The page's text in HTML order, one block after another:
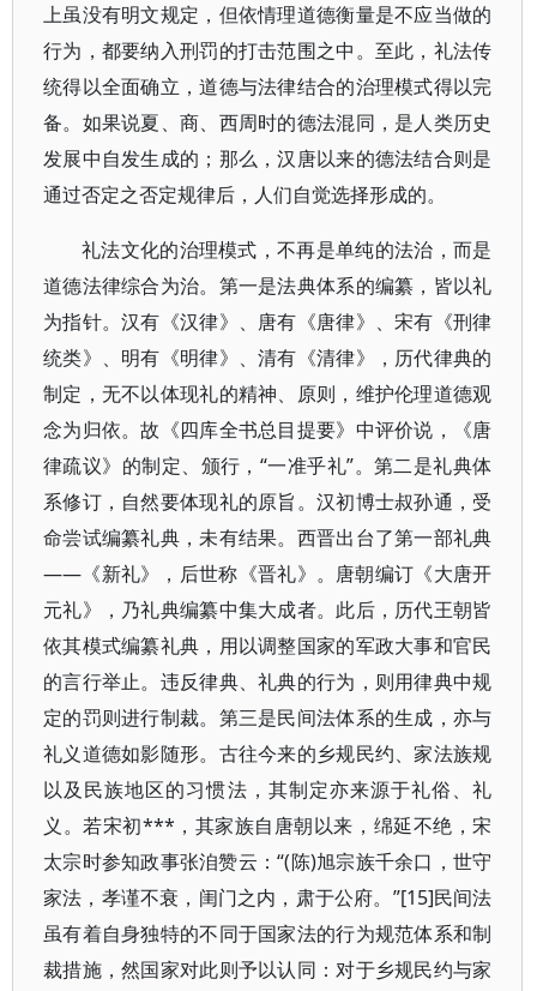
上虽没有明文规定，但依情理道德衡量是不应当做的
行为，都要纳入刑罚的打击范围之中。至此，礼法传
统得以全面确立，道德与法律结合的治理模式得以完
备。如果说夏、商、西周时的德法混同，是人类历史
发展中自发生成的；那么，汉唐以来的德法结合则是
通过否定之否定规律后，人们自觉选择形成的。
礼法文化的治理模式，不再是单纯的法治，而是
道德法律综合为治。第一是法典体系的编纂，皆以礼
为指针。汉有《汉律》、唐有《唐律》、宋有《刑律
统类》、明有《明律》、清有《清律》，历代律典的
制定，无不以体现礼的精神、原则，维护伦理道德观
念为归依。故《四库全书总目提要》中评价说，《唐
律疏议》的制定、颁行，“一准乎礼”。第二是礼典体
系修订，自然要体现礼的原旨。汉初博士叔孙通，受
命尝试编纂礼典，未有结果。西晋出台了第一部礼典
——《新礼》，后世称《晋礼》。唐朝编订《大唐开
元礼》，乃礼典编纂中集大成者。此后，历代王朝皆
依其模式编纂礼典，用以调整国家的军政大事和官民
的言行举止。违反律典、礼典的行为，则用律典中规
定的罚则进行制裁。第三是民间法体系的生成，亦与
礼义道德如影随形。古往今来的乡规民约、家法族规
以及民族地区的习惯法，其制定亦来源于礼俗、礼
义。若宋初***，其家族自唐朝以来，绵延不绝，宋
太宗时参知政事张洎赞云：“(陈)旭宗族千余口，世守
家法，孝谨不衰，闺门之内，肃于公府。”[15]民间法
虽有着自身独特的不同于国家法的行为规范体系和制
裁措施，然国家对此则予以认同：对于乡规民约与家